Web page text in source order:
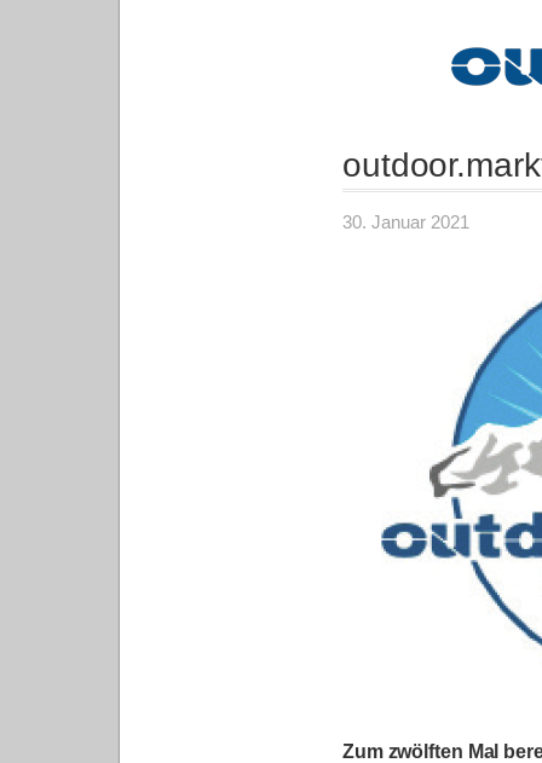
30. Januar 2021
Zum zwölften Mal